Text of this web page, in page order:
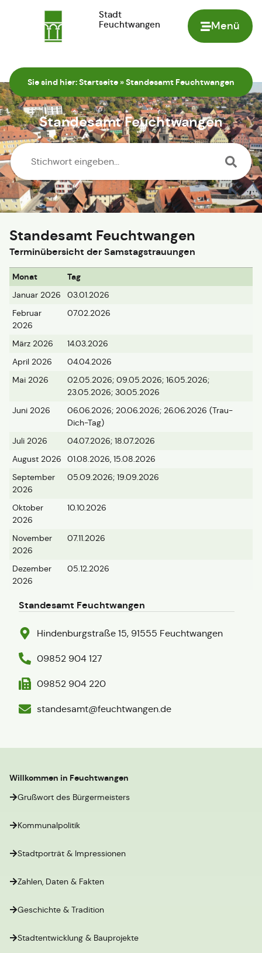
Menü
Stadt
Feuchtwangen
Sie sind hier:Startseite »Standesamt Feuchtwangen
Standesamt Feuchtwangen
Standesamt Feuchtwangen
Terminübersicht der Samstagstrauungen
Monat
Tag
Januar 2026
03.01.2026
Februar
2026
07.02.2026
März 2026
14.03.2026
April 2026
04.04.2026
Mai 2026
02.05.2026; 09.05.2026; 16.05.2026;
23.05.2026; 30.05.2026
Juni 2026
06.06.2026; 20.06.2026; 26.06.2026 (Trau-
Dich-Tag)
Juli 2026
04.07.2026; 18.07.2026
August 2026
01.08.2026, 15.08.2026
September
2026
05.09.2026; 19.09.2026
Oktober
2026
10.10.2026
November
2026
07.11.2026
Dezember
2026
05.12.2026
Standesamt Feuchtwangen
Hindenburgstraße 15, 91555 Feuchtwangen
09852 904 127
09852 904 220
standesamt@feuchtwangen.de
Willkommen in Feuchtwangen
Grußwort des Bürgermeisters
Kommunalpolitik
Stadtporträt & Impressionen
Zahlen, Daten & Fakten
Geschichte & Tradition
Stadtentwicklung & Bauprojekte